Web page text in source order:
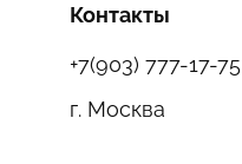
Контакты
+7(903) 777-17-75
г. Москва